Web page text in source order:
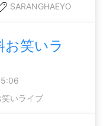
SARANGHAEYO
お笑いラ
笑いライブ